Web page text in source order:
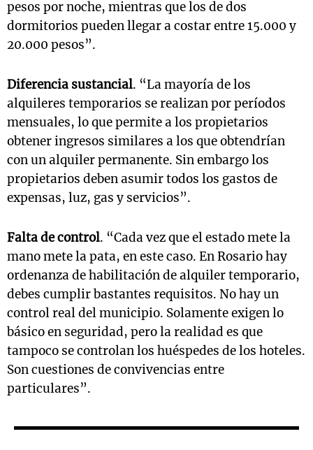
pesos por noche, mientras que los de dos
dormitorios pueden llegar a costar entre 15.000 y
20.000 pesos”.
Diferencia sustancial. “La mayoría de los
alquileres temporarios se realizan por períodos
mensuales, lo que permite a los propietarios
obtener ingresos similares a los que obtendrían
con un alquiler permanente. Sin embargo los
propietarios deben asumir todos los gastos de
expensas, luz, gas y servicios”.
Falta de control. “Cada vez que el estado mete la
mano mete la pata, en este caso. En Rosario hay
ordenanza de habilitación de alquiler temporario,
debes cumplir bastantes requisitos. No hay un
control real del municipio. Solamente exigen lo
básico en seguridad, pero la realidad es que
tampoco se controlan los huéspedes de los hoteles.
Son cuestiones de convivencias entre
particulares”.